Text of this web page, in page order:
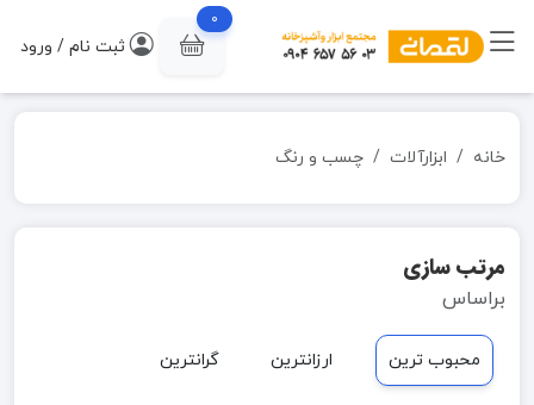
0
ثبت نام / ورود
خانه ابزارآلات چسب و رنگ
مرتب سازی
براساس
محبوب ترین ارزانترین گرانترین